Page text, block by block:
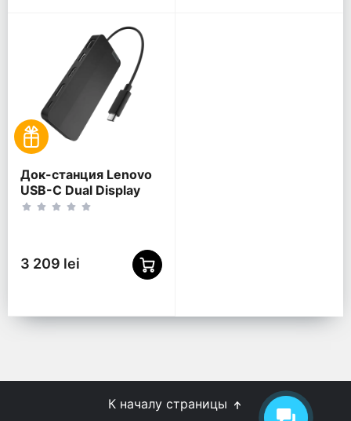
Док-станция Lenovo
USB-C Dual Display
Travel Dock, Черный
3 209 lei
К началу страницы